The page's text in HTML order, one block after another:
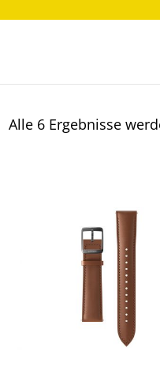
Alle 6 Ergebnisse